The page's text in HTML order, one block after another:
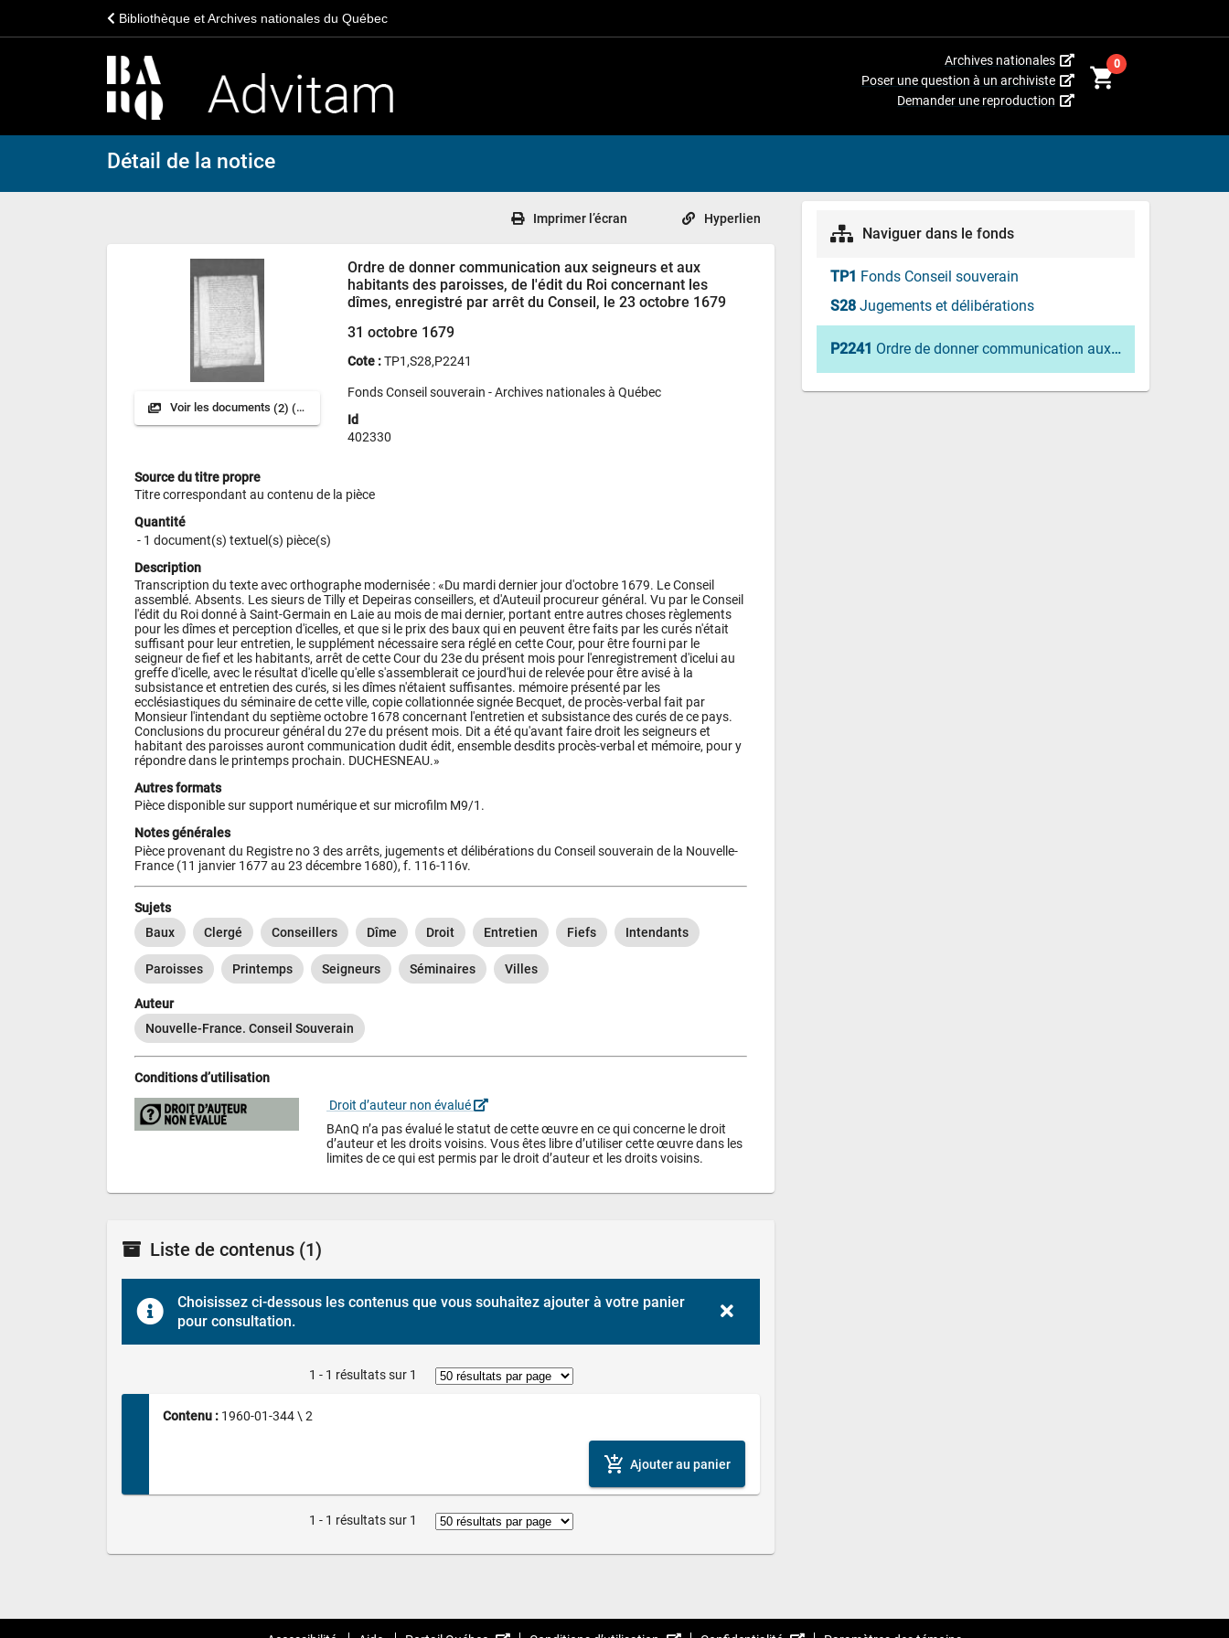
Bibliothèque et Archives nationales du Québec
Archives nationales
(Cet
hyperlien
s’ouvrira
nouvelle
Poser une question à un archiviste
(Cet
hyperlien
Demander une reproduction
(Cet
fenêtre.)
shopping_cart0
Détail de la notice
Imprimer l’écran Hyperlien
Voir les documents (2) (TP)
Ordre de donner communication aux seigneurs et aux
habitants des paroisses, de l'édit du Roi concernant les
dîmes, enregistré par arrêt du Conseil, le 23 octobre 1679
31 octobre 1679
Cote :TP1,S28,P2241
Fonds Conseil souverain - Archives nationales à Québec
Id
402330
Source du titre propre
Titre correspondant au contenu de la pièce
Quantité
- 1 document(s) textuel(s) pièce(s)
Description
Transcription du texte avec orthographe modernisée : «Du mardi dernier jour d'octobre 1679. Le Conseil
assemblé. Absents. Les sieurs de Tilly et Depeiras conseillers, et d'Auteuil procureur général. Vu par le Conseil
l'édit du Roi donné à Saint-Germain en Laie au mois de mai dernier, portant entre autres choses règlements
pour les dîmes et perception d'icelles, et que si le prix des baux qui en peuvent être faits par les curés n'était
suffisant pour leur entretien, le supplément nécessaire sera réglé en cette Cour, pour être fourni par le
seigneur de fief et les habitants, arrêt de cette Cour du 23e du présent mois pour l'enregistrement d'icelui au
greffe d'icelle, avec le résultat d'icelle qu'elle s'assemblerait ce jourd'hui de relevée pour être avisé à la
subsistance et entretien des curés, si les dîmes n'étaient suffisantes. mémoire présenté par les
ecclésiastiques du séminaire de cette ville, copie collationnée signée Becquet, de procès-verbal fait par
Monsieur l'intendant du septième octobre 1678 concernant l'entretien et subsistance des curés de ce pays.
Conclusions du procureur général du 27e du présent mois. Dit a été qu'avant faire droit les seigneurs et
habitant des paroisses auront communication dudit édit, ensemble desdits procès-verbal et mémoire, pour y
répondre dans le printemps prochain. DUCHESNEAU.»
Autres formats
Pièce disponible sur support numérique et sur microfilm M9/1.
Notes générales
Pièce provenant du Registre no 3 des arrêts, jugements et délibérations du Conseil souverain de la Nouvelle-
France (11 janvier 1677 au 23 décembre 1680), f. 116-116v.
Sujets
Baux
Clergé Conseillers Dîme Droit Entretien Fiefs Intendants
Paroisses Printemps Seigneurs Séminaires Villes
Auteur
Nouvelle-France. Conseil Souverain
Conditions d’utilisation
Droit d’auteur non évalué
BAnQ n’a pas évalué le statut de cette œuvre en ce qui concerne le droit
d’auteur et les droits voisins. Vous êtes libre d’utiliser cette œuvre dans les
limites de ce qui est permis par le droit d’auteur et les droits voisins.
Liste de contenus (1)
Choisissez ci-dessous les contenus que vous souhaitez ajouter à votre panier
pour consultation.
1 - 1 résultats sur 1
Contenu : 1960-01-344 \ 2
add_shopping_cart Ajouter au panier
1 - 1 résultats sur 1
Naviguer dans le fonds
TP1 Fonds Conseil souverain
S28 Jugements et délibérations
P2241 Ordre de donner communication aux seigneurs et aux habitants des paroisses, de l'édit du Roi concernant les dîmes, enregistré par arrêt du Conseil, le 23 octobre 1679